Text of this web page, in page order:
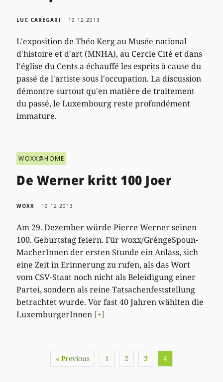
LUC CAREGARI 19.12.2013
L'exposition de Théo Kerg au Musée national
d'histoire et d'art (MNHA), au Cercle Cité et dans
l'église du Cents a échauffé les esprits à cause du
passé de l'artiste sous l'occupation. La discussion
démontre surtout qu'en matière de traitement
du passé, le Luxembourg reste profondément
immature.
WOXX@HOME
De Werner kritt 100 Joer
WOXX 19.12.2013
Am 29. Dezember würde Pierre Werner seinen
100. Geburtstag feiern. Für woxx/GréngeSpoun-
MacherInnen der ersten Stunde ein Anlass, sich
eine Zeit in Erinnerung zu rufen, als das Wort
vom CSV-Staat noch nicht als Beleidigung einer
Partei, sondern als reine Tatsachenfeststellung
betrachtet wurde. Vor fast 40 Jahren wählten die
LuxemburgerInnen [+]
« Previous 1 2 3 4